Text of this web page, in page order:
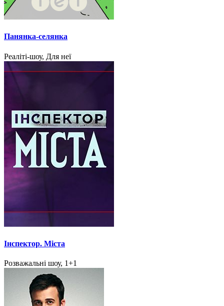
Панянка-селянка
Реаліті-шоу, Для неї
Інспектор. Міста
Розважальні шоу, 1+1